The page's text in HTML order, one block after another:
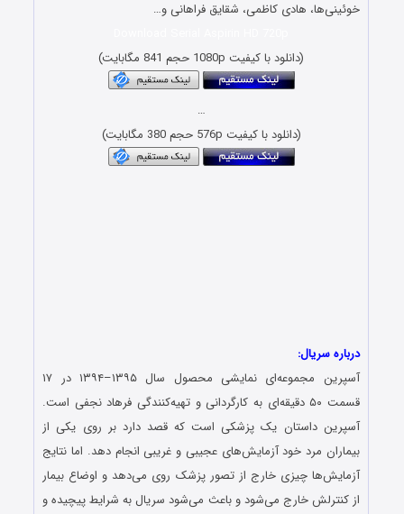
خوئینی‌ها، هادی کاظمی، شقایق فراهانی و…
(دانلود با کیفیت 1080p حجم 841 مگابایت)
…
(دانلود با کیفیت 576p حجم 380 مگابایت)
درباره سریال:
آسپرین مجموعه‌ای نمایشی محصول سال ۱۳۹۵–۱۳۹۴ در ۱۷
قسمت ۵۰ دقیقه‌ای به کارگردانی و تهیه‌کنندگی فرهاد نجفی است.
آسپرین داستان یک پزشکی است که قصد دارد بر روی یکی از
بیماران مرد خود آزمایش‌های عجیبی و غریبی انجام دهد. اما نتایج
آزمایش‌ها چیزی خارج از تصور پزشک روی می‌دهد و اوضاع بیمار
از کنترلش خارج می‌شود و باعث می‌شود سریال به شرایط پیچیده و